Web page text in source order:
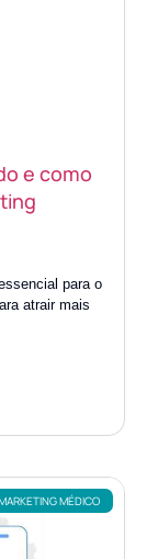
e como
para o
atrair mais
MÉDICO